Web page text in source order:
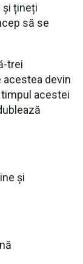
și țineți
să se
trei
acestea devin
acestei
și